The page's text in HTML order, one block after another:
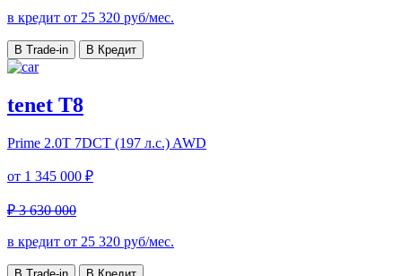
в кредит от 25 320 руб/мес.
В Trade-in В Кредит
tenet T8
Prime 2.0T 7DCT (197 л.с.) AWD
от 1 345 000 ₽
₽ 3 630 000
в кредит от 25 320 руб/мес.